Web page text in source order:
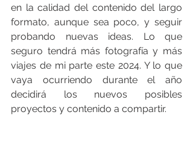
en la calidad del contenido del largo
formato, aunque sea poco, y seguir
probando nuevas ideas. Lo que
seguro tendrá más fotografía y más
viajes de mi parte este 2024. Y lo que
vaya ocurriendo durante el año
decidirá los nuevos posibles
proyectos y contenido a compartir.